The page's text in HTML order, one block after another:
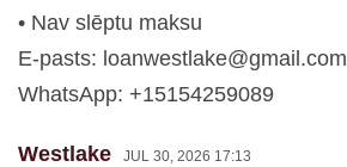
• Nav slēptu maksu
E-pasts: loanwestlake@gmail.com
WhatsApp: +15154259089
Westlake JUL 30, 2026 17:13